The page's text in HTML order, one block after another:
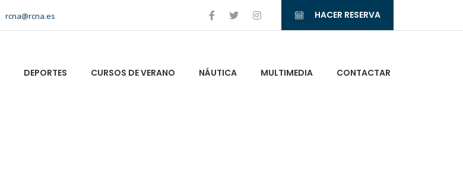
rcna@rcna.es HACER RESERVA
DEPORTES CURSOS DE VERANO NÁUTICA MULTIMEDIA CONTACTAR